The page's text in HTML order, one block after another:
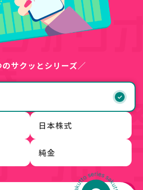
のサクッとシリーズ
日本株式
純金